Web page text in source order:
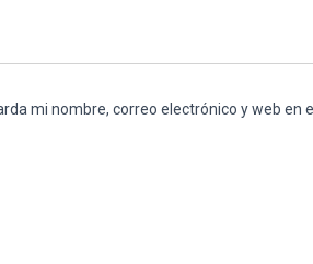
mi nombre, correo electrónico y web en